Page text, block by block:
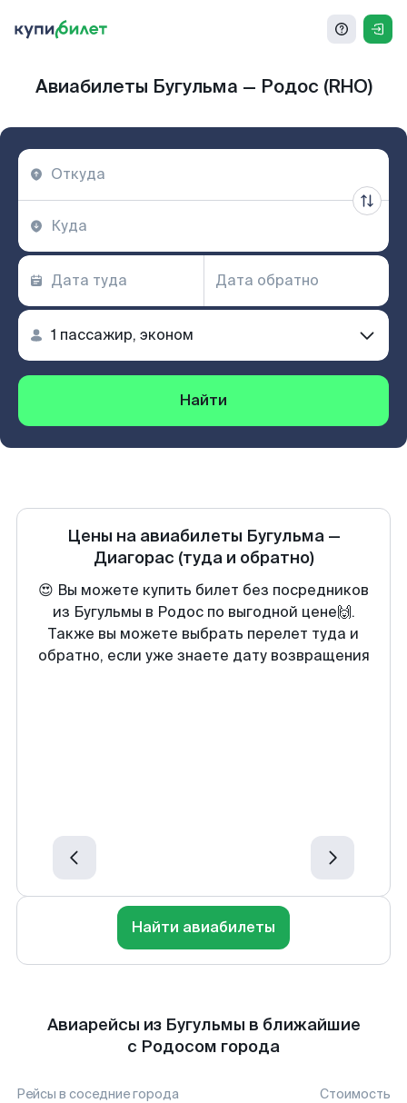
Авиабилеты Бугульма — Родос (RHO)
Найти
Цены на авиабилеты Бугульма—
Диагорас (туда и обратно)
😍 Вы можете купить билет без посредников
из Бугульмы в Родос по выгодной цене🙌.
Также вы можете выбрать перелет туда и
обратно, если уже знаете дату возвращения
Найти авиабилеты
Авиарейсы из Бугульмы в ближайшие
с Родосом города
Рейсы в соседние города Стоимость